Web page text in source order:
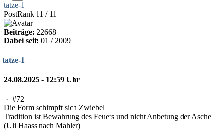
tatze-1
PostRank 11 / 11
Beiträge: 22668
Dabei seit: 01 / 2009
tatze-1
24.08.2025 - 12:59 Uhr
· #72
Die Form schimpft sich Zwiebel
Tradition ist Bewahrung des Feuers und nicht Anbetung der Asche
(Uli Haass nach Mahler)